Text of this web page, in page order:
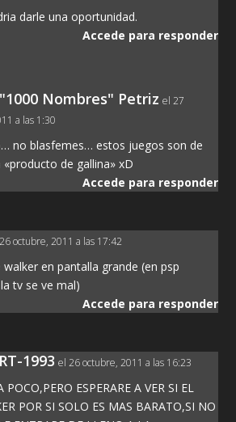
darle una oportunidad.
Accede para responder
Nombres" Petriz el 27
a las 1:30
no blasfemes… estos juegos son de
«producto de gallina» xD
Accede para responder
octubre, 2011 a las 17:42
en pantalla grande (en psp
tv se ve mal)
Accede para responder
1993 el 26 octubre, 2011 a las 16:23
POCO,PERO ESPERARE A VER SI EL
POR SI SOLO ES MAS BARATO,SI NO